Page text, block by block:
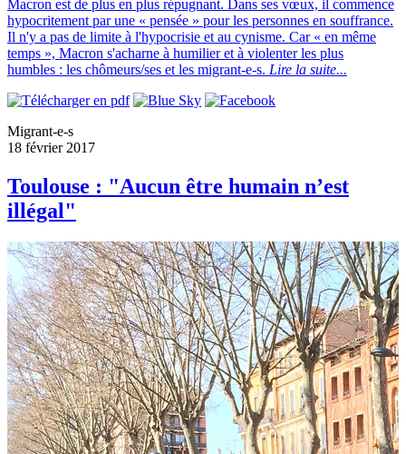
Macron est de plus en plus répugnant. Dans ses vœux, il commence
hypocritement par une « pensée » pour les personnes en souffrance.
Il n'y a pas de limite à l'hypocrisie et au cynisme. Car « en même
temps », Macron s'acharne à humilier et à violenter les plus
humbles : les chômeurs/ses et les migrant-e-s. Lire la suite...
Migrant-e-s
18 février 2017
Toulouse : "Aucun être humain n’est
illégal"